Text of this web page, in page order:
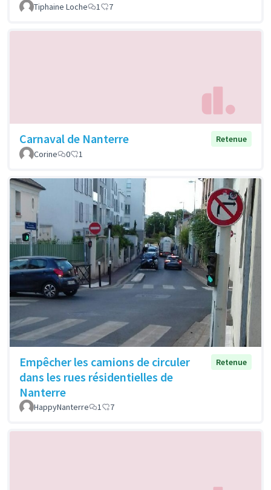
Tiphaine Loche 1 7
Carnaval de Nanterre
Retenue
Corine
0 1
Empêcher les camions de circuler
dans les rues résidentielles de
Nanterre
Retenue
HappyNanterre 1 7